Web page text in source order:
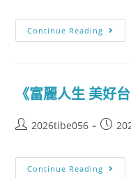
Continue Reading
《富麗人生 美好
2026tibe056
Continue Reading